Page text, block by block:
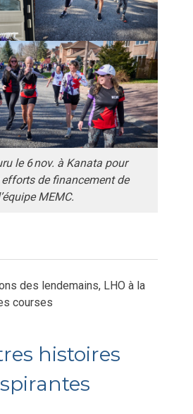
le 6 nov. à Kanata pour
de financement de
MEMC.
des lendemains, LHO à la
courses
histoires